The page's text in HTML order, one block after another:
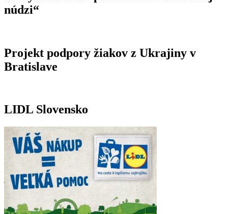
núdzi“
Projekt podpory žiakov z Ukrajiny v
Bratislave
LIDL Slovensko